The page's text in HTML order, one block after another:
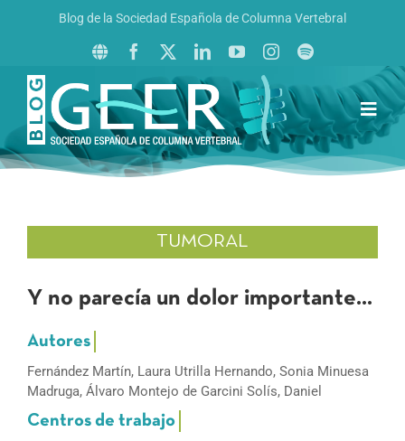
Blog de la Sociedad Española de Columna Vertebral
Inicio
Revista La Columna al Día
TUMORAL
Y no parecía un dolor importante…
Fernández Martín, Laura Utrilla Hernando, Sonia Minuesa
Madruga, Álvaro Montejo de Garcini Solís, Daniel